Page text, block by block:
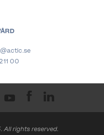
00
rights reserved.